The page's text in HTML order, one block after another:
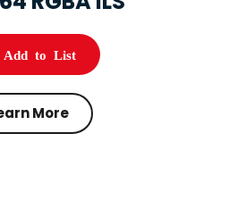
Add to List
More